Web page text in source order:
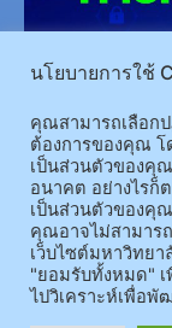
(อ.นามน)13 หมู่ 14 ต.ส
(อ.เมือง)62/1 ถ.เกษตรสม
นโยบายการใช้
คุณสามารถเลือก
ต้องการของคุณ โ
เป็นส่วนตัวของคุ
อนาคต อย่างไรก็
เป็นส่วนตัวของคุ
คุณอาจไม่สามาร
เว็บไซต์มหาวิทย
"ยอมรับทั้งหมด"
ไปวิเคราะห์เพื่อพั